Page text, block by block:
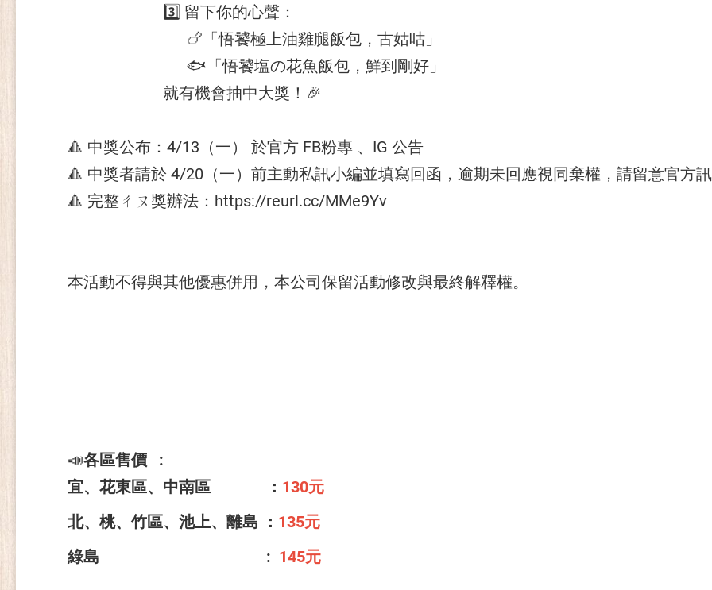
3️⃣ 留下你的心聲：
🍗「悟饕極上油雞腿飯包，古姑咕」
🐟「悟饕塩の花魚飯包，鮮到剛好」
就有機會抽中大獎！🎉
🔺 中獎公布：4/13（一） 於官方 FB粉專 、IG 公告
🔺 中獎者請於 4/20（一）前主動私訊小編並填寫回函，逾期未回應視同棄權，請留意官方
🔺 完整ㄔㄡ獎辦法：https://reurl.cc/MMe9Yv
本活動不得與其他優惠併用，本公司保留活動修改與最終解釋權。
📣各區售價 :
宜、花東區、中南區 ： 130元
北、桃、竹區、池上、離島 ： 135元
綠島 : 145元